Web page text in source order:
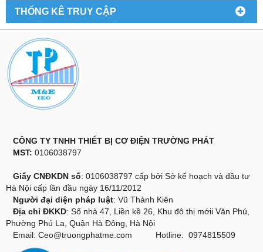
THỐNG KÊ TRUY CẬP
CÔNG TY TNHH THIẾT BỊ CƠ ĐIỆN TRƯỜNG PHÁT
MST: 0106038797
Giấy CNĐKDN số: 0106038797 cấp bởi Sở kế hoạch và đầu tư
Hà Nội cấp lần đầu ngày 16/11/2012
Người đại diện pháp luật: Vũ Thành Kiên
Địa chỉ ĐKKD: Số nhà 47, Liền kề 26, Khu đô thị mớii Văn Phú,
Phường Phú La, Quận Hà Đông, Hà Nội
Email: Ceo@truongphatme.com Hotline: 0974815509